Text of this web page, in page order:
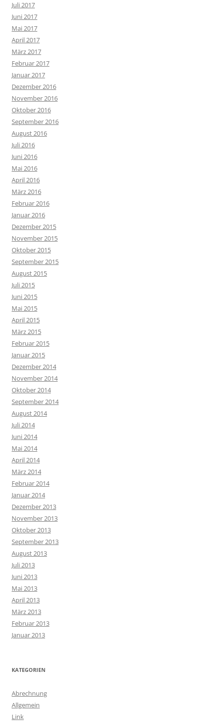
Juli 2017
Juni 2017
Mai 2017
April 2017
März 2017
Februar 2017
Januar 2017
Dezember 2016
November 2016
Oktober 2016
September 2016
August 2016
Juli 2016
Juni 2016
Mai 2016
April 2016
März 2016
Februar 2016
Januar 2016
Dezember 2015
November 2015
Oktober 2015
September 2015
August 2015
Juli 2015
Juni 2015
Mai 2015
April 2015
März 2015
Februar 2015
Januar 2015
Dezember 2014
November 2014
Oktober 2014
September 2014
August 2014
Juli 2014
Juni 2014
Mai 2014
April 2014
März 2014
Februar 2014
Januar 2014
Dezember 2013
November 2013
Oktober 2013
September 2013
August 2013
Juli 2013
Juni 2013
Mai 2013
April 2013
März 2013
Februar 2013
Januar 2013
KATEGORIEN
Abrechnung
Allgemein
Link